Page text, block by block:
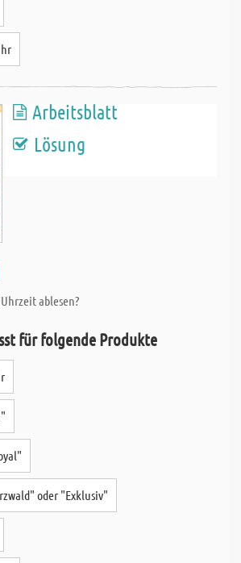
Arbeitsblatt
Lösung
ablesen?
für folgende Produkte
oder "Exklusiv"